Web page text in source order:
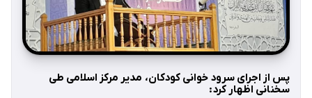
پس از اجرای سرود خوانی کودکان، مدیر مرکز اسلامی طی
سخنانی اظهار کرد: